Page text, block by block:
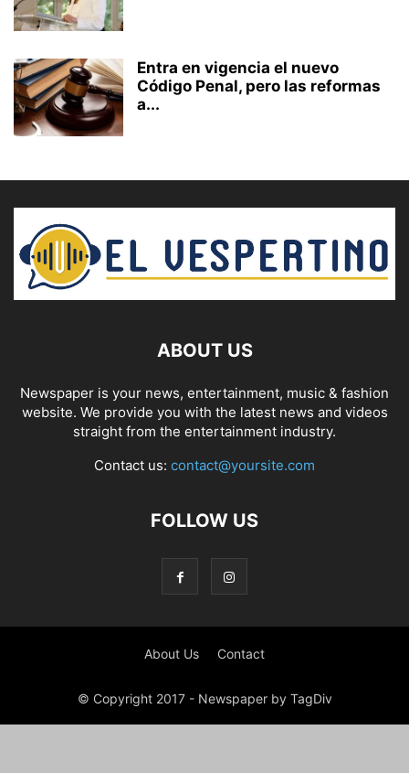
Entra en vigencia el nuevo
Código Penal, pero las reformas
a...
ABOUT US
Newspaper is your news, entertainment, music & fashion
website. We provide you with the latest news and videos
straight from the entertainment industry.
Contact us: contact@yoursite.com
FOLLOW US
About Us Contact
© Copyright 2017 - Newspaper by TagDiv